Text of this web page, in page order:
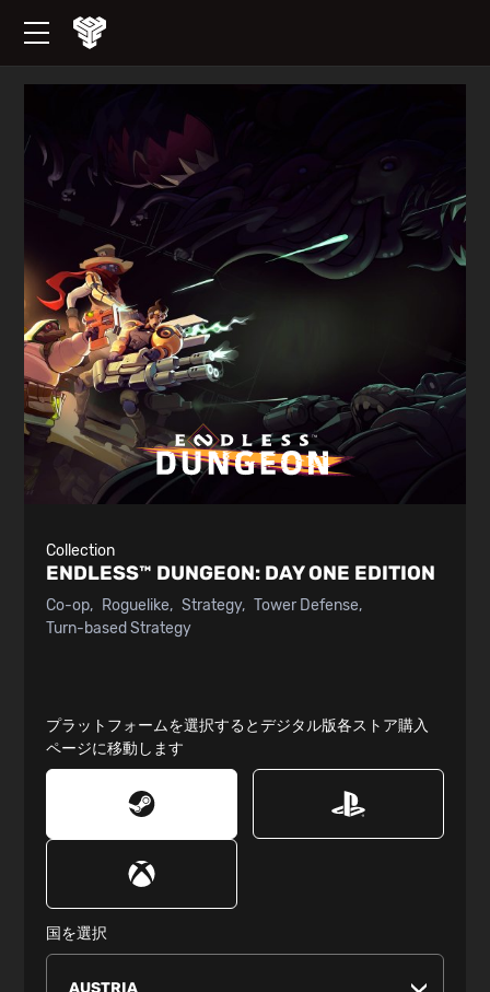
Collection
ENDLESS™ DUNGEON: DAY ONE EDITION
Co-op Roguelike Strategy
Tower Defense
Turn-based Strategy
プラットフォームを選択するとデジタル版各ストア購入
ページに移動します
国を選択